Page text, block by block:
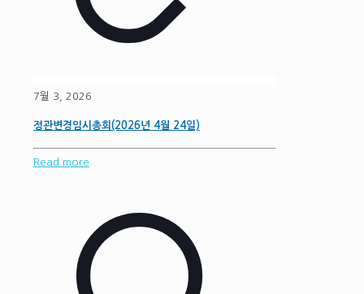
7월 3, 2026
정관변경임시총회(2026년 4월 24일)
Read more